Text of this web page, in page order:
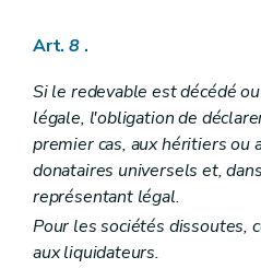
Art.8.
Si le redevable est décédé
légale, l'obligation de
premier cas, aux héritiers ou
donataires universels et,
représentant légal.
Pour les sociétés dissoutes,
aux liquidateurs.